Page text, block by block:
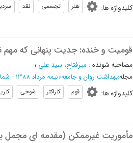
کلیدواژه ها: هنر تجسمی نقد
قومیت و خنده: جدیت پنهانی که
مصاحبه شونده : میرفتاح، سید علی ؛
مجله:بهداشت روان و جامعه»نیمه مرداد 1388 - شماره 41
کلیدواژه ها: قوم کاراکتر شوخی
مأموریت غیرممکن (مقدمه ای مجمل